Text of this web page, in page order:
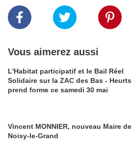
Vous aimerez aussi
L'Habitat participatif et le Bail Réel
Solidaire sur la ZAC des Bas - Heurts
prend forme ce samedi 30 mai
Vincent MONNIER, nouveau Maire de
Noisy-le-Grand